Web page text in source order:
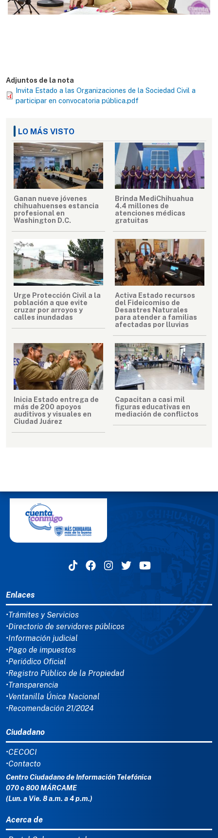
Adjuntos de la nota
Invita Estado a las Organizaciones de la Sociedad Civil a
participar en convocatoria pública.pdf
LO MÁS VISTO
Ganan nueve jóvenes
chihuahuenses estancia
profesional en
Washington D.C.
Brinda MediChihuahua
4.4 millones de
atenciones médicas
gratuitas
Urge Protección Civil a la
población a que evite
cruzar por arroyos y
calles inundadas
Activa Estado recursos
del Fideicomiso de
Desastres Naturales
para atender a familias
afectadas por lluvias
Inicia Estado entrega de
más de 200 apoyos
auditivos y visuales en
Ciudad Juárez
Capacitan a casi mil
figuras educativas en
mediación de conflictos
Enlaces
•Trámites y Servicios
•Directorio de servidores públicos
•Información judicial
•Pago de impuestos
•Periódico Oficial
•Registro Público de la Propiedad
•Transparencia
•Ventanilla Única Nacional
•Recomendación 21/2024
Ciudadano
•CECOCI
•Contacto
Centro Ciudadano de Información Telefónica
070 o 800 MÁRCAME
(Lun. a Vie. 8 a.m. a 4 p.m.)
Acerca de